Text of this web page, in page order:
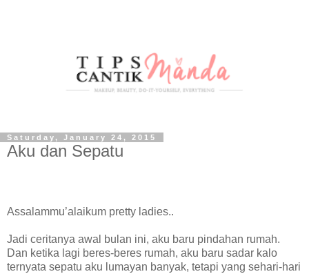
Saturday, January 24, 2015
Aku dan Sepatu
Assalammu’alaikum pretty ladies..
Jadi ceritanya awal bulan ini, aku baru pindahan rumah.
Dan ketika lagi beres-beres rumah, aku baru sadar kalo
ternyata sepatu aku lumayan banyak, tetapi yang sehari-hari